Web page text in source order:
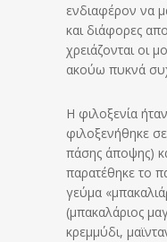
ενδιαφέρον να
και διάφορες
χρειάζονται οι
ακούω πυκνά
Η φιλοξενία
φιλοξενήθηκε
πάσης άποψης)
παρατέθηκε το
γεύμα
(μπακαλάριος
κρεμμύδι,